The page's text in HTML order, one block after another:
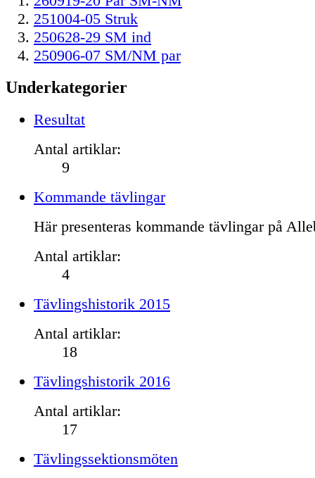
251004-05 Struk
250628-29 SM ind
250906-07 SM/NM par
Underkategorier
Resultat
Antal artiklar:
9
Kommande tävlingar
Här presenteras kommande tävlingar på
Antal artiklar:
4
Tävlingshistorik 2015
Antal artiklar:
18
Tävlingshistorik 2016
Antal artiklar:
17
Tävlingssektionsmöten